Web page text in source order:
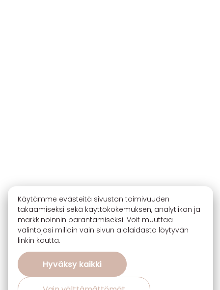
Käytämme evästeitä sivuston toimivuuden
takaamiseksi sekä käyttökokemuksen, analytiikan ja
markkinoinnin parantamiseksi. Voit muuttaa
valintojasi milloin vain sivun alalaidasta löytyvän
linkin kautta.
Hyväksy kaikki